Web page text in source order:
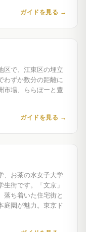
ガイドを見る →
区で、江東区の埋立
わずか数分の距離に
市場、ららぽーと豊
ガイドを見る →
、お茶の水女子大学
街です。「文京」
落ち着いた住宅街と
庭園が魅力。東京ド